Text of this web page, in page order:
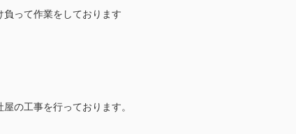
って作業をしております
の工事を行っております。